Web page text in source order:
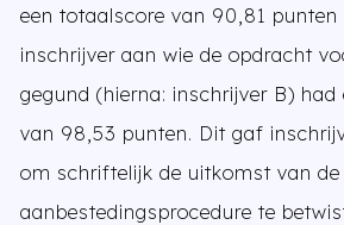
een totaalscore van 90,81 punten
inschrijver aan wie de opdracht
gegund (hierna: inschrijver B)
van 98,53 punten. Dit gaf
om schriftelijk de uitkomst van de
aanbestedingsprocedure te